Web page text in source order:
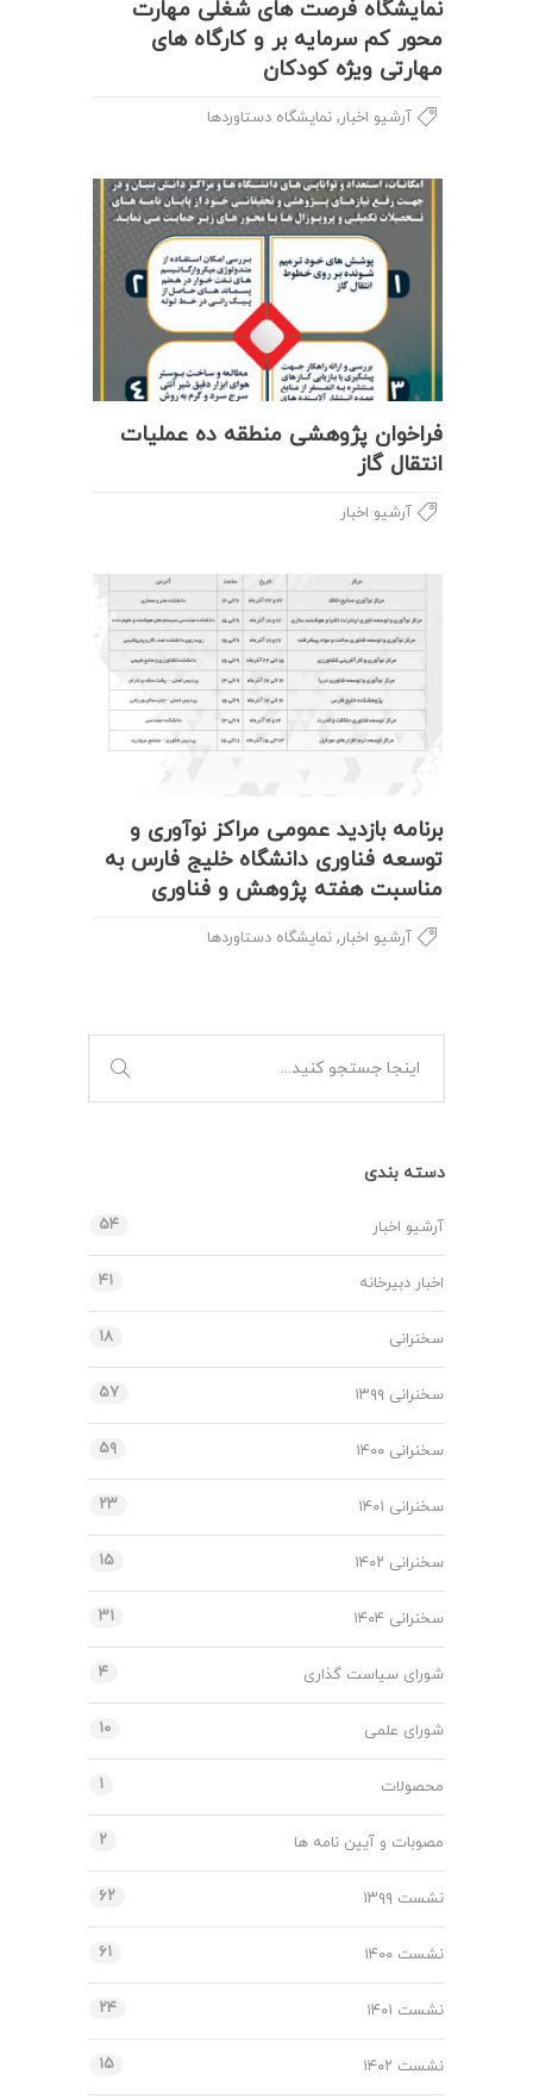
نمایشگاه فرصت های شغلی مهارت
محور کم سرمایه بر و کارگاه های
مهارتی ویژه کودکان
آرشیو اخبار, نمایشگاه دستاوردها
فراخوان پژوهشی منطقه ده عملیات
انتقال گاز
آرشیو اخبار
برنامه بازدید عمومی مراکز نوآوری و
توسعه فناوری دانشگاه خلیج فارس به
مناسبت هفته پژوهش و فناوری
آرشیو اخبار, نمایشگاه دستاوردها
دسته بندی
آرشیو اخبار ۵۴
اخبار دبیرخانه ۴۱
سخنرانی ۱۸
سخنرانی ۱۳۹۹ ۵۷
سخنرانی ۱۴۰۰ ۵۹
سخنرانی ۱۴۰۱ ۲۳
سخنرانی ۱۴۰۲ ۱۵
سخنرانی ۱۴۰۴ ۳۱
شورای سیاست گذاری ۴
شورای علمی ۱۰
محصولات ۱
مصوبات و آیین نامه ها ۲
نشست ۱۳۹۹ ۶۲
نشست ۱۴۰۰ ۶۱
نشست ۱۴۰۱ ۲۴
نشست ۱۴۰۲ ۱۵